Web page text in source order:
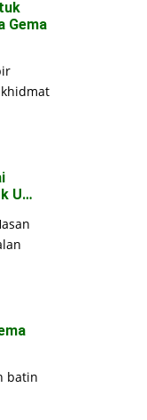
Gema
U…
batin